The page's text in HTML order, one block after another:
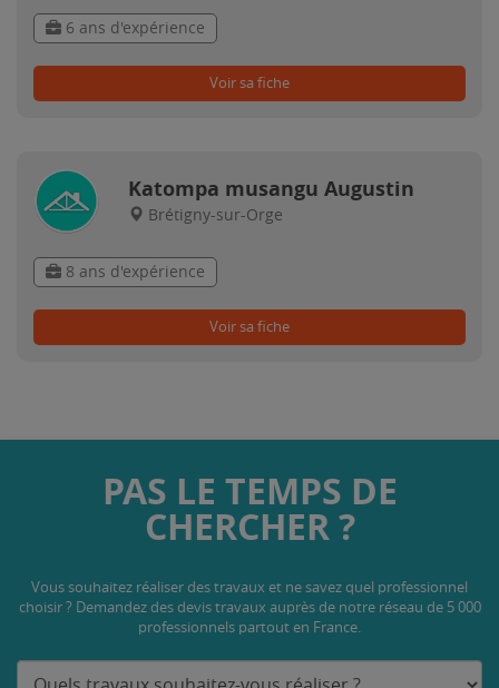
6 ans d'expérience
Voir sa fiche
Katompa musangu Augustin
Brétigny-sur-Orge
8 ans d'expérience
Voir sa fiche
PAS LE TEMPS DE
CHERCHER ?
Vous souhaitez réaliser des travaux et ne savez quel professionnel
choisir ? Demandez des devis travaux auprès de notre réseau de 5 000
professionnels partout en France.